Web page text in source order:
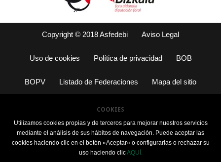
Copyright © 2018 Asfedebi Aviso Legal
Uso de cookies Política de privacidad BOB
BOPV Listado de Federaciones Mapa del sitio
COOKIES
Utilizamos cookies propias y de terceros para mejorar nuestros servicios
mediante el análisis de sus hábitos de navegación. Puede aceptar las
cookies haciendo clic en el botón «Aceptar» o configurarlas o rechazar su
uso haciendo clicAQUÍ.